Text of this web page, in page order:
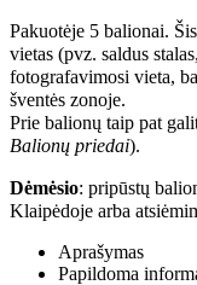
Pakuotėje 5 balionai.
vietas (pvz. saldus
fotografavimosi vieta,
šventės zonoje.
Prie balionų taip pat
Balionų priedai).
Dėmėsio: pripūstų
Klaipėdoje arba
Aprašymas
Papildoma